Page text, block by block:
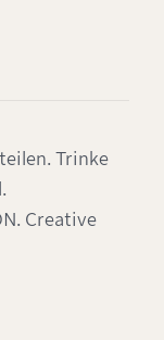
Trinke
Creative